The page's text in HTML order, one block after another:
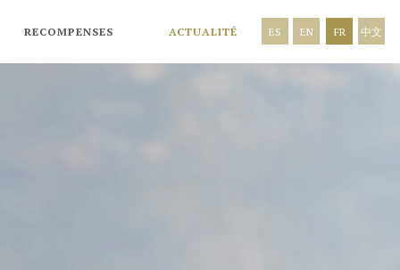
RECOMPENSES ACTUALITÉ ES EN FR 中文